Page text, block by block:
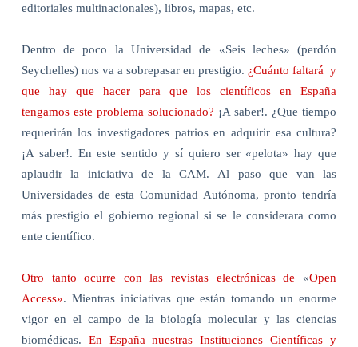
editoriales multinacionales), libros, mapas, etc.
Dentro de poco la Universidad de «Seis leches» (perdón
Seychelles) nos va a sobrepasar en prestigio. ¿Cuánto faltará y
que hay que hacer para que los científicos en España
tengamos este problema solucionado? ¡A saber!. ¿Que tiempo
requerirán los investigadores patrios en adquirir esa cultura?
¡A saber!. En este sentido y sí quiero ser «pelota» hay que
aplaudir la iniciativa de la CAM. Al paso que van las
Universidades de esta Comunidad Autónoma, pronto tendría
más prestigio el gobierno regional si se le considerara como
ente científico.
Otro tanto ocurre con las revistas electrónicas de «Open
Access». Mientras iniciativas que están tomando un enorme
vigor en el campo de la biología molecular y las ciencias
biomédicas. En España nuestras Instituciones Científicas y